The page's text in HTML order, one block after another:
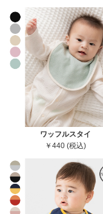
ワッフルスタイ
￥440 (税込)